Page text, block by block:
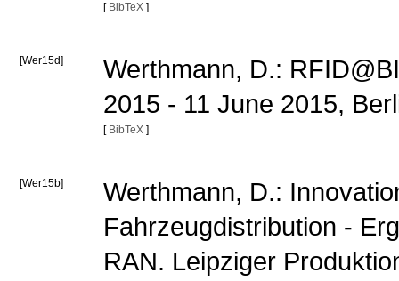
[ BibTeX ]
[Wer15d]
Werthmann, D.:
2015 - 11 June 2015,
[ BibTeX ]
[Wer15b]
Werthmann, D.:
Fahrzeugdistribution -
RAN. Leipziger